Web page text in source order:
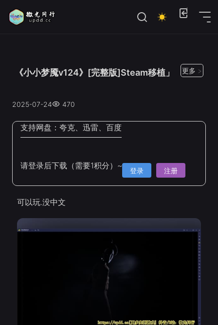
《小小梦魇v124》[完整版]Steam移植」 更多 >
2025-07-24 470
支持网盘： 夸克、迅雷、百度
请登录后下载（需要1积分）~ 登录 注册
可以玩.没中文